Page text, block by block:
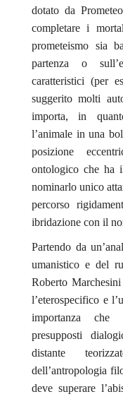
dotato da
completare i
prometeismo sia
partenza o
caratteristici (per
suggerito molti
importa, in
l’animale in una
posizione
ontologico che ha
nominarlo unico
percorso
ibridazione con il
Partendo da
umanistico e del
Roberto
l’eterospecifico e
importanza che
presupposti
distante
dell’antropologia
deve superare